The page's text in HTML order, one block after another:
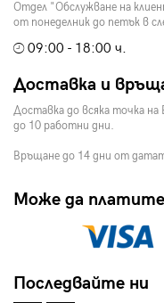
Отдел "Обслужване на
от понеделник до петък в
09:00 - 18:00 ч.
Доставка и
Доставка до всяка точка на
до 10 работни дни.
Връщане до 14 дни от
Може да
Последвайте ни